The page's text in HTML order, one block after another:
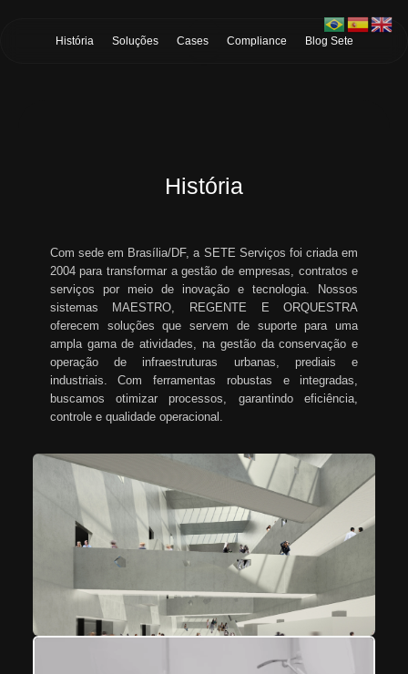
História Soluções Cases Compliance Blog Sete
História
Com sede em Brasília/DF, a SETE Serviços foi criada em
2004 para transformar a gestão de empresas, contratos e
serviços por meio de inovação e tecnologia. Nossos
sistemas MAESTRO, REGENTE E ORQUESTRA
oferecem soluções que servem de suporte para uma
ampla gama de atividades, na gestão da conservação e
operação de infraestruturas urbanas, prediais e
industriais. Com ferramentas robustas e integradas,
buscamos otimizar processos, garantindo eficiência,
controle e qualidade operacional.